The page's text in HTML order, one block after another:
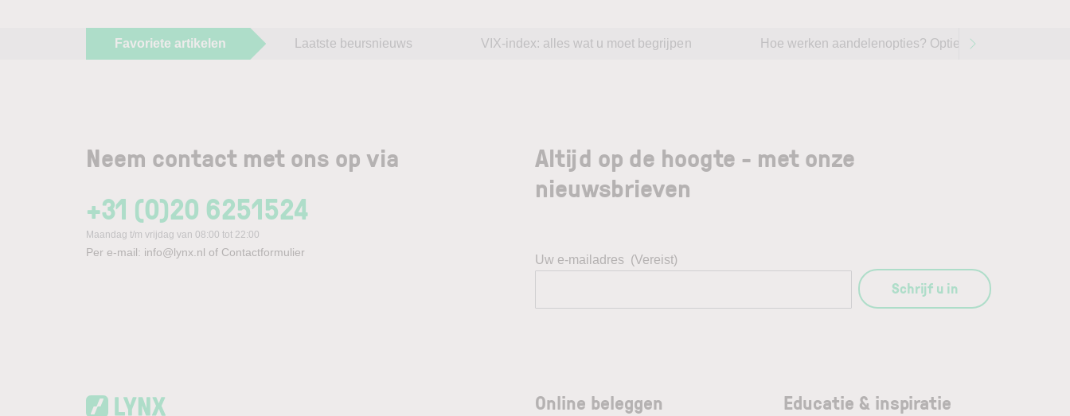
Favoriete artikelen Laatste beursnieuws VIX-index: alles wat u moet begrijpen Hoe werken aandelenopties? Opties handelen op
Neem contact met ons op via
+31 (0)20 6251524
Maandag t/m vrijdag van 08:00 tot 22:00
Per e-mail: info@lynx.nl of Contactformulier
Altijd op de hoogte - met onze
nieuwsbrieven
Uw e-mailadres (Vereist)
Schrijf u in
Online beleggen Educatie & inspiratie